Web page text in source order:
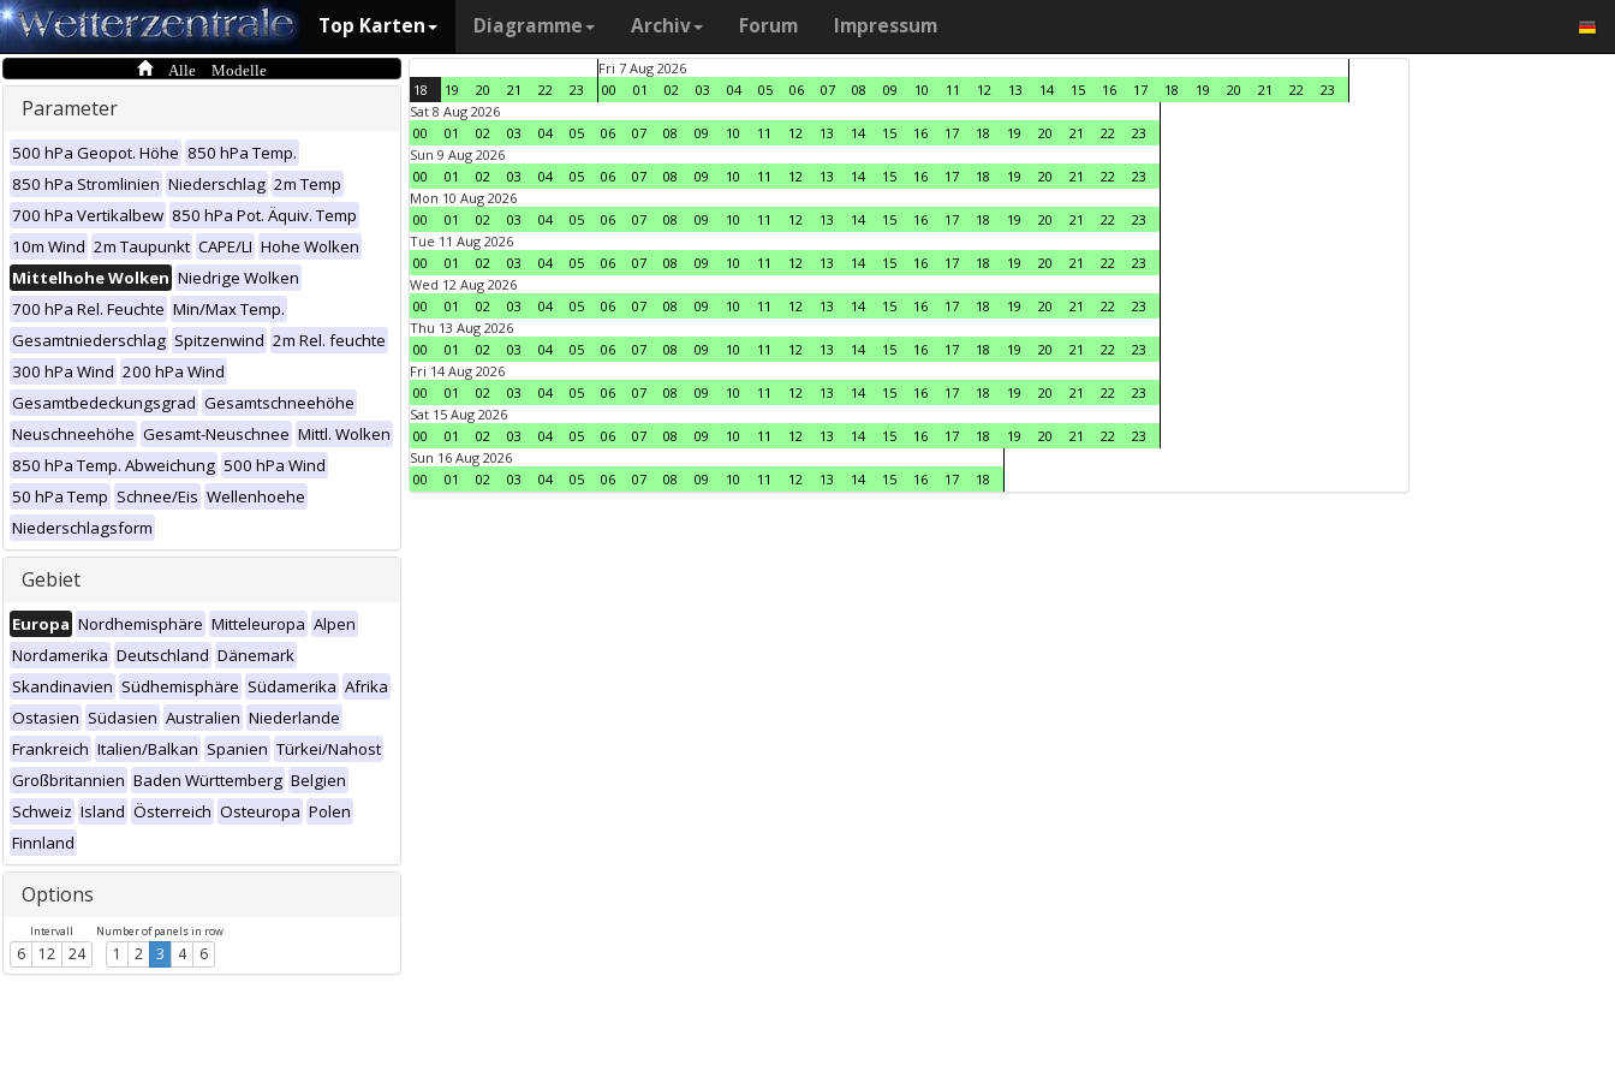
Top Karten Diagramme Archiv Forum Impressum
Alle Modelle
Parameter
500 hPa Geopot. Höhe 850 hPa Temp.
850 hPa Stromlinien Niederschlag 2m Temp
700 hPa Vertikalbew 850 hPa Pot. Äquiv. Temp
10m Wind 2m Taupunkt CAPE/LI Hohe Wolken
Mittelhohe Wolken Niedrige Wolken
700 hPa Rel. Feuchte Min/Max Temp.
Gesamtniederschlag Spitzenwind 2m Rel. feuchte
300 hPa Wind 200 hPa Wind
Gesamtbedeckungsgrad Gesamtschneehöhe
Neuschneehöhe Gesamt-Neuschnee Mittl. Wolken
850 hPa Temp. Abweichung 500 hPa Wind
50 hPa Temp Schnee/Eis Wellenhoehe
Niederschlagsform
Gebiet
Europa Nordhemisphäre Mitteleuropa Alpen
Nordamerika Deutschland Dänemark
Skandinavien Südhemisphäre Südamerika Afrika
Ostasien Südasien Australien Niederlande
Frankreich Italien/Balkan Spanien Türkei/Nahost
Großbritannien Baden Württemberg Belgien
Schweiz Island Österreich Osteuropa Polen
Finnland
Options
Intervall
6 12 24
Number of panels in row
1 2 3 4 6
18 19 20 21 22 23
Fri 7 Aug 2026
00
01 02 03 04 05 06 07 08 09 10 11 12 13 14 15 16 17 18 19 20 21 22
23
Sat 8 Aug 2026
00
01 02 03 04 05 06 07 08 09 10 11 12 13 14 15 16 17 18 19 20 21 22
23
Sun 9 Aug 2026
00
01 02 03 04 05 06 07 08 09 10 11 12 13 14 15 16 17 18 19 20 21 22
23
Mon 10 Aug 2026
00
01 02 03 04 05 06 07 08 09 10 11 12 13 14 15 16 17 18 19 20 21 22
23
Tue 11 Aug 2026
00
01 02 03 04 05 06 07 08 09 10 11 12 13 14 15 16 17 18 19 20 21 22
23
Wed 12 Aug 2026
00
01 02 03 04 05 06 07 08 09 10 11 12 13 14 15 16 17 18 19 20 21 22
23
Thu 13 Aug 2026
00
01 02 03 04 05 06 07 08 09 10 11 12 13 14 15 16 17 18 19 20 21 22
23
Fri 14 Aug 2026
00
01 02 03 04 05 06 07 08 09 10 11 12 13 14 15 16 17 18 19 20 21 22
23
Sat 15 Aug 2026
00
01 02 03 04 05 06 07 08 09 10 11 12 13 14 15 16 17 18 19 20 21 22
23
Sun 16 Aug 2026
00
01 02 03 04 05 06 07 08 09 10 11 12 13 14 15 16 17 18